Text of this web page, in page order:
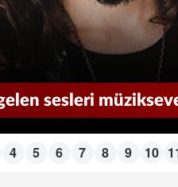
sesleri
4 5 6 7 8 9 10